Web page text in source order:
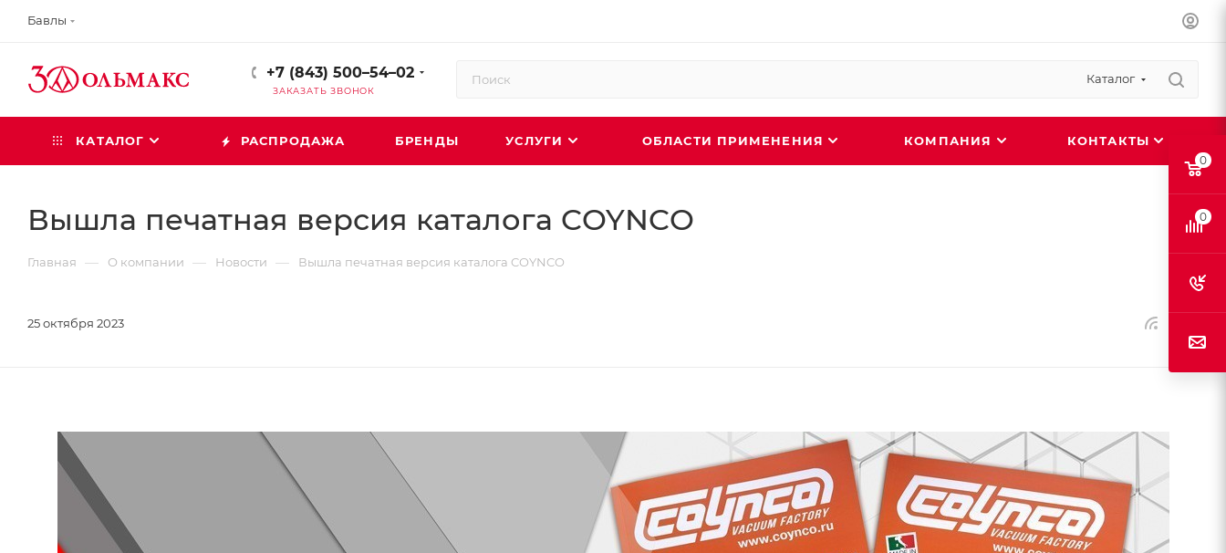
Бавлы
+7 (843) 500–54–02
ЗАКАЗАТЬ ЗВОНОК
Каталог
КАТАЛОГ РАСПРОДАЖА БРЕНДЫ УСЛУГИ ОБЛАСТИ ПРИМЕНЕНИЯ КОМПАНИЯ КОНТАКТЫ
Вышла печатная версия каталога COYNCO
Главная — О компании — Новости — Вышла печатная версия каталога COYNCO
25 октября 2023
0
0